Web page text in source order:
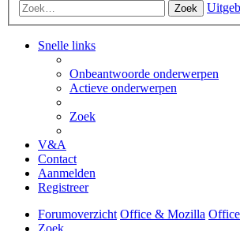
Zoek
Snelle links
Onbeantwoorde onderwerpen
Actieve onderwerpen
Zoek
V&A
Contact
Aanmelden
Registreer
Forumoverzicht Office & Mozilla